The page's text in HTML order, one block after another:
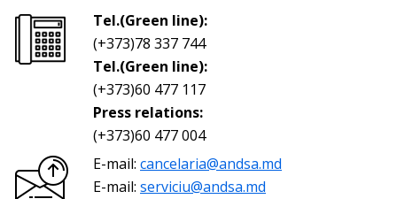
Tel.(Green line):
(+373)78 337 744
Tel.(Green line):
(+373)60 477 117
Press relations:
(+373)60 477 004
E-mail: cancelaria@andsa.md
E-mail: serviciu@andsa.md